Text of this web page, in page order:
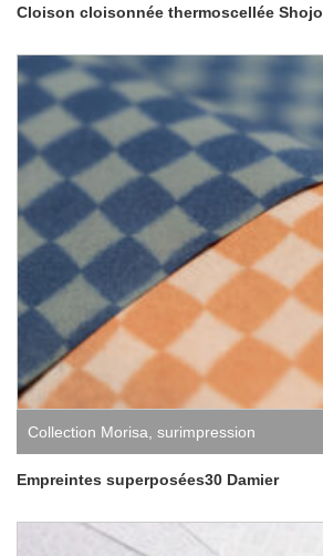
Cloison cloisonnée thermoscellée Shojo
Collection Morisa surimpression
Empreintes superposées30 Damier